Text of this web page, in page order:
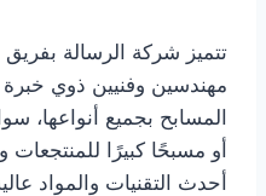
تتميز شركة الرسالة
مهندسين وفنيين ذوي خبرة
المسابح بجميع أنواعها،
أو مسبحًا كبيرًا
أحدث التقنيات والمواد